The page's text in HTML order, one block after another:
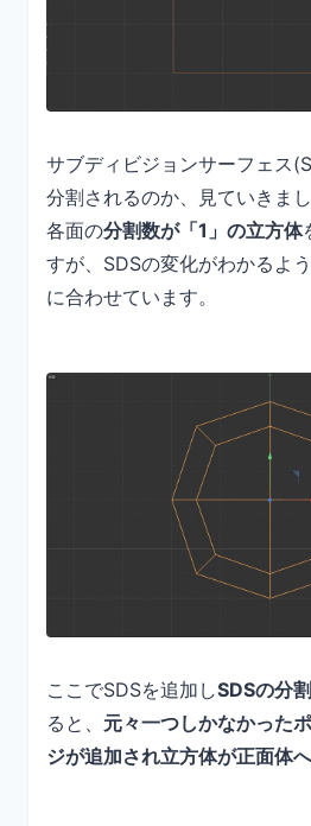
サブディビジョンサーフェス
分割されるのか、見ていきま
各面の分割数が「1」の立方体
すが、SDSの変化がわかるよ
に合わせています。
ここでSDSを追加しSDSの分
ると、 元々一つしかなかった
ジが追加され立方体が正面体